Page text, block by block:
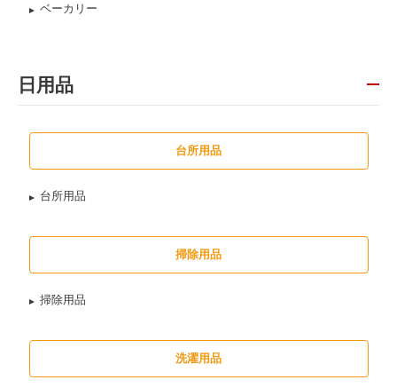
ベーカリー
日用品
台所用品
台所用品
掃除用品
掃除用品
洗濯用品